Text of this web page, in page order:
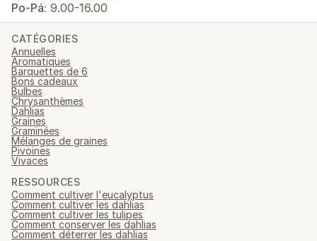
Po-Pá: 9.00-16.00
CATÉGORIES
Annuelles
Aromatiques
Barquettes de 6
Bons cadeaux
Bulbes
Chrysanthèmes
Dahlias
Graines
Graminées
Mélanges de graines
Pivoines
Vivaces
RESSOURCES
Comment cultiver l'eucalyptus
Comment cultiver les dahlias
Comment cultiver les tulipes
Comment conserver les dahlias
Comment déterrer les dahlias